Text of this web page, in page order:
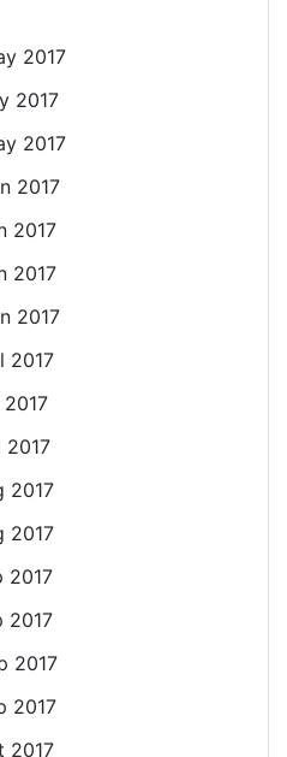
2017
2017
2017
2017
2017
2017
2017
2017
2017
2017
2017
2017
2017
2017
2017
2017